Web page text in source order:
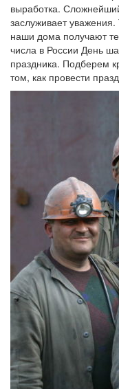
выработка.
заслуживает
наши дома получают
числа в России День
праздника. Подберем
том, как провести